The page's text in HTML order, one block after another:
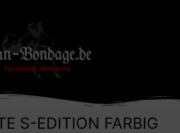
S-EDITION FARBIG